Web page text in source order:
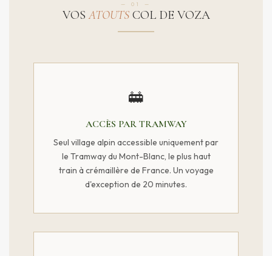
— 01 —
VOSATOUTSCOL DE VOZA
🚋
ACCÈS PAR TRAMWAY
Seul village alpin accessible uniquement par
le Tramway du Mont-Blanc, le plus haut
train à crémaillère de France. Un voyage
d'exception de 20 minutes.